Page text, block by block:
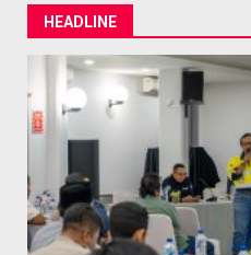
HEADLINE